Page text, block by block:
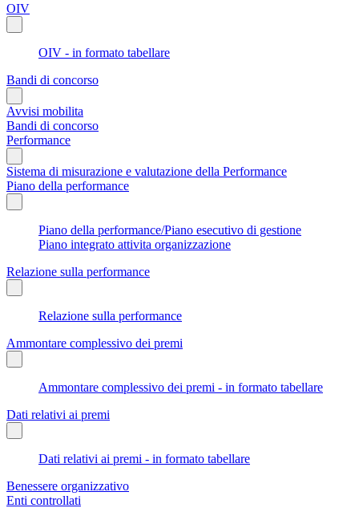
OIV
OIV - in formato tabellare
Bandi di concorso
Avvisi mobilita
Bandi di concorso
Performance
Sistema di misurazione e valutazione della Performance
Piano della performance
Piano della performance/Piano esecutivo di gestione
Piano integrato attivita organizzazione
Relazione sulla performance
Relazione sulla performance
Ammontare complessivo dei premi
Ammontare complessivo dei premi - in formato tabellare
Dati relativi ai premi
Dati relativi ai premi - in formato tabellare
Benessere organizzativo
Enti controllati